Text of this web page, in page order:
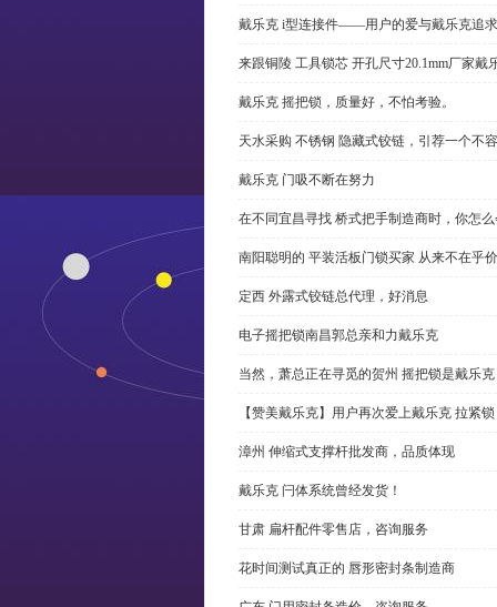
戴乐克 i型连接件——用户的爱与戴乐克追求
来跟铜陵 工具锁芯 开孔尺寸20.1mm厂家
戴乐克 摇把锁，质量好，不怕考验。
天水采购 不锈钢 隐藏式铰链，引荐一个不
戴乐克 门吸不断在努力
在不同宜昌寻找 桥式把手制造商时，你怎
南阳聪明的 平装活板门锁买家 从来不在乎
定西 外露式铰链总代理，好消息
电子摇把锁南昌郭总亲和力戴乐克
当然，萧总正在寻觅的贺州 摇把锁是戴乐克
【赞美戴乐克】用户再次爱上戴乐克 拉紧锁
漳州 伸缩式支撑杆批发商，品质体现
戴乐克 闩体系统曾经发货！
甘肃 扁杆配件零售店，咨询服务
花时间测试真正的 唇形密封条制造商